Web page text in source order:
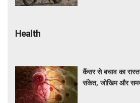
Health
कैंसर से बचाव का
संकेत, जोखिम और